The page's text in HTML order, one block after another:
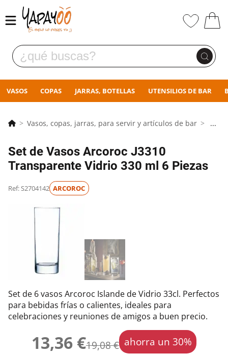
VASOS COPAS JARRAS, BOTELLAS UTENSILIOS DE BAR
Vasos, copas, jarras, para servir y artículos de bar ...
Set de Vasos Arcoroc J3310
Transparente Vidrio 330 ml 6 Piezas
Ref: S2704142 ARCOROC
Set de 6 vasos Arcoroc Islande de Vidrio 33cl. Perfectos
para bebidas frías o calientes, ideales para
celebraciones y reuniones de amigos a buen precio.
13,36 €19,08 € ahorra un 30%